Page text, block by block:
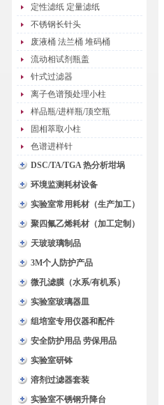
定性滤纸 定量滤纸
不锈钢长针头
废液桶 法兰桶 堆码桶
流动相试剂瓶盖
针式过滤器
离子色谱预处理小柱
样品瓶/进样瓶/顶空瓶
固相萃取小柱
色谱进样针
DSC/TA/TGA 热分析坩埚
环境监测耗材设备
实验室常用耗材（生产加工）
聚四氟乙烯耗材（加工定制）
天玻玻璃制品
3M个人防护产品
微孔滤膜（水系/有机系）
实验室玻璃器皿
组培室专用仪器和配件
安全防护用品 劳保用品
实验室研钵
溶剂过滤器套装
实验室不锈钢升降台